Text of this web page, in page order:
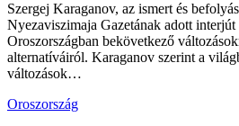
Szergej Karaganov, az ismert és
Nyezaviszimaja Gazetának adott interjút
Oroszországban bekövetkező
alternatíváiról. Karaganov szerint a
változások…
Oroszország